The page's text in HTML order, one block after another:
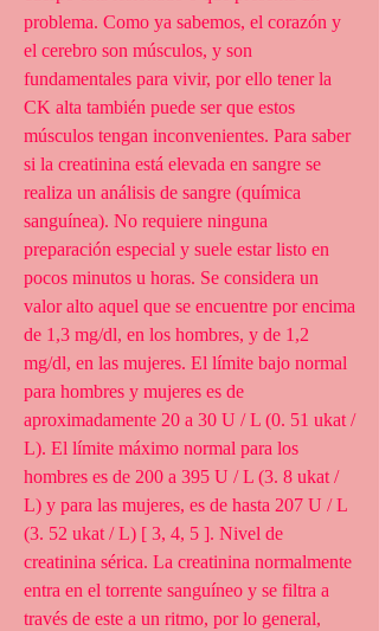
problema. Como ya sabemos, el corazón y
el cerebro son músculos, y son
fundamentales para vivir, por ello tener la
CK alta también puede ser que estos
músculos tengan inconvenientes. Para saber
si la creatinina está elevada en sangre se
realiza un análisis de sangre (química
sanguínea). No requiere ninguna
preparación especial y suele estar listo en
pocos minutos u horas. Se considera un
valor alto aquel que se encuentre por encima
de 1,3 mg/dl, en los hombres, y de 1,2
mg/dl, en las mujeres. El límite bajo normal
para hombres y mujeres es de
aproximadamente 20 a 30 U / L (0. 51 ukat /
L). El límite máximo normal para los
hombres es de 200 a 395 U / L (3. 8 ukat /
L) y para las mujeres, es de hasta 207 U / L
(3. 52 ukat / L) [ 3, 4, 5 ]. Nivel de
creatinina sérica. La creatinina normalmente
entra en el torrente sanguíneo y se filtra a
través de este a un ritmo, por lo general,